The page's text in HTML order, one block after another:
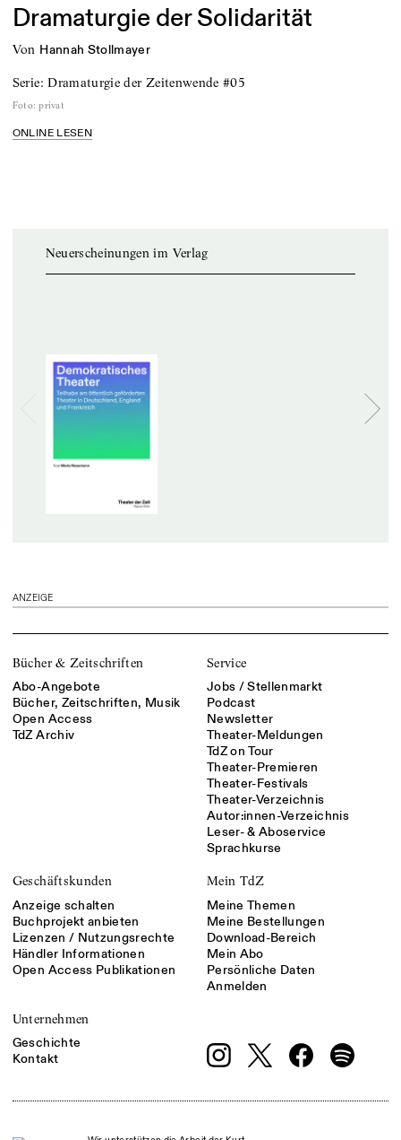
Dramaturgie der Solidarität
von Hannah Stollmayer
Serie: Dramaturgie der Zeitenwende #05
Foto: privat
ONLINE LESEN
Neuerscheinungen im Verlag
ANZEIGE
Bücher & Zeitschriften
Abo-Angebote
Bücher, Zeitschriften, Musik
Open Access
TdZ Archiv
Service
Jobs / Stellenmarkt
Podcast
Newsletter
Theater-Meldungen
TdZ on Tour
Theater-Premieren
Theater-Festivals
Theater-Verzeichnis
Autor:innen-Verzeichnis
Leser- & Aboservice
Sprachkurse
Geschäftskunden
Anzeige schalten
Buchprojekt anbieten
Lizenzen / Nutzungsrechte
Händler Informationen
Open Access Publikationen
Mein TdZ
Meine Themen
Meine Bestellungen
Download-Bereich
Mein Abo
Persönliche Daten
Anmelden
Unternehmen
Geschichte
Kontakt